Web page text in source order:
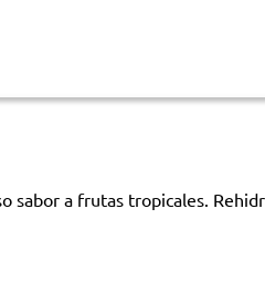
sabor a frutas tropicales.